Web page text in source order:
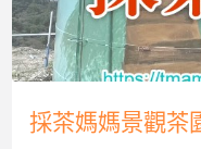
媽
媽
景
茶